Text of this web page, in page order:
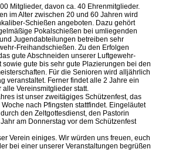
Mitglieder, davon ca. 40 Ehrenmitglieder.
im Alter zwischen 20 und 60 Jahren wird
Schießen angeboten. Dazu gehört
Pokalschießen bei umliegenden
Jugendabteilungen betreiben sehr
Freihandschießen. Zu den Erfolgen
gute Abschneiden unserer Luftgewehr-
sowie gute bis sehr gute Plazierungen bei den
Für die Senioren wird alljährlich
veranstaltet. Ferner findet alle 2 Jahre ein
Vereinsmitglieder statt.
ist unser zweitägiges Schützenfest, das
nach Pfingsten stattfindet. Eingeläutet
den Zeltgottesdienst, den Pastorin
am Donnerstag vor dem Schützenfest
Verein einiges. Wir würden uns freuen, euch
bei einer unserer Veranstaltungen begrüßen